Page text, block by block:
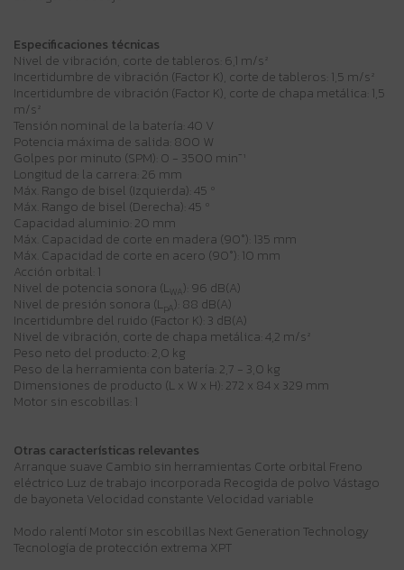
Especificaciones técnicas
Nivel de vibración, corte de tableros: 6,1 m/s²
Incertidumbre de vibración (Factor K), corte de tableros: 1,5 m/s²
Incertidumbre de vibración (Factor K), corte de chapa metálica: 1,5
m/s²
Tensión nominal de la batería: 40 V
Potencia máxima de salida: 800 W
Golpes por minuto (SPM): 0 - 3500 min⁻¹
Longitud de la carrera: 26 mm
Máx. Rango de bisel (Izquierda): 45 º
Máx. Rango de bisel (Derecha): 45 º
Capacidad aluminio: 20 mm
Máx. Capacidad de corte en madera (90°): 135 mm
Máx. Capacidad de corte en acero (90°): 10 mm
Acción orbital: 1
Nivel de potencia sonora (LWA ): 96 dB(A)
Nivel de presión sonora (LpA ): 88 dB(A)
Incertidumbre del ruido (Factor K): 3 dB(A)
Nivel de vibración, corte de chapa metálica: 4,2 m/s²
Peso neto del producto: 2,0 kg
Peso de la herramienta con batería: 2,7 - 3,0 kg
Dimensiones de producto (L x W x H): 272 x 84 x 329 mm
Motor sin escobillas: 1
Otras características relevantes
Arranque suave Cambio sin herramientas Corte orbital Freno
eléctrico Luz de trabajo incorporada Recogida de polvo Vástago
de bayoneta Velocidad constante Velocidad variable
Modo ralentí Motor sin escobillas Next Generation Technology
Tecnología de protección extrema XPT